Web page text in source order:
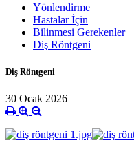
Yönlendirme
Hastalar İçin
Bilinmesi Gerekenler
Diş Röntgeni
Diş Röntgeni
30 Ocak 2026